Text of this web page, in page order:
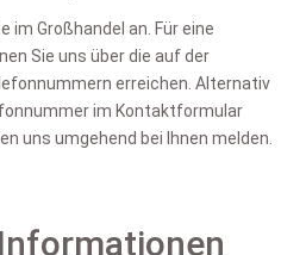
im Großhandel an. Für eine
Sie uns über die auf der
erreichen. Alternativ
im Kontaktformular
uns umgehend bei Ihnen melden.